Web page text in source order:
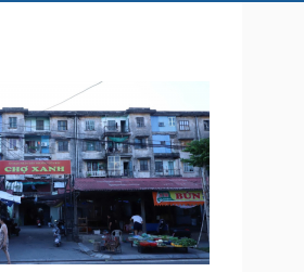
Tỷ giá
Chứng khoán
Giá cà phê
Công nghệ
Sành điệu
Tin Công nghệ